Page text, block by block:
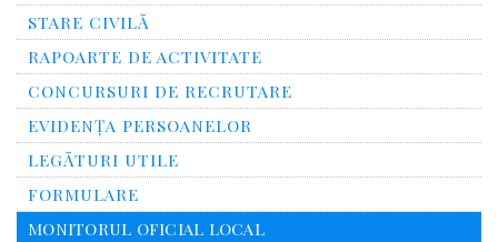
STARE CIVILĂ
RAPOARTE DE ACTIVITATE
CONCURSURI DE RECRUTARE
EVIDENȚA PERSOANELOR
LEGĂTURI UTILE
FORMULARE
MONITORUL OFICIAL LOCAL